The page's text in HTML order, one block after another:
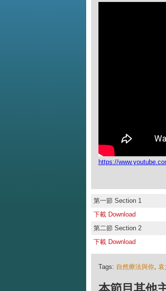
https://
第一節 Section 1
下載 Download
第二節 Section 2
下載 Download
Tags: 自然療法與你, 袁
本節目其他